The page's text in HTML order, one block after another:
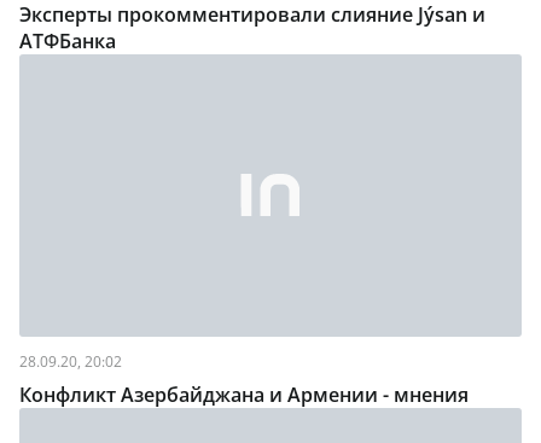
Эксперты прокомментировали слияние Jýsan и
АТФБанка
28.09.20, 20:02
Конфликт Азербайджана и Армении - мнения